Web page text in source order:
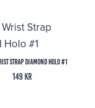
Strap Diamond Holo #1
149 kr